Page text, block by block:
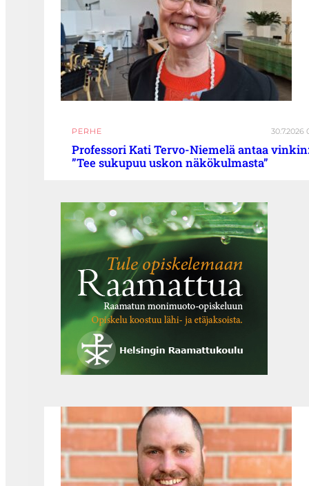
PERHE 30.7.2026
Professori Kati Tervo-Niemelä antaa
”Tee sukupuu uskon näkökulmasta”